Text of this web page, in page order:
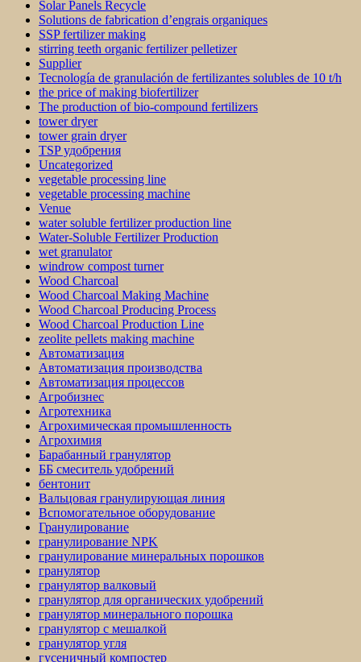
Solar Panels Recycle
Solutions de fabrication d’engrais organiques
SSP fertilizer making
stirring teeth organic fertilizer pelletizer
Supplier
Tecnología de granulación de fertilizantes solubles de 10 t/h
the price of making biofertilizer
The production of bio-compound fertilizers
tower dryer
tower grain dryer
TSP удобрения
Uncategorized
vegetable processing line
vegetable processing machine
Venue
water soluble fertilizer production line
Water-Soluble Fertilizer Production
wet granulator
windrow compost turner
Wood Charcoal
Wood Charcoal Making Machine
Wood Charcoal Producing Process
Wood Charcoal Production Line
zeolite pellets making machine
Автоматизация
Автоматизация производства
Автоматизация процессов
Агробизнес
Агротехника
Агрохимическая промышленность
Агрохимия
Барабанный гранулятор
ББ смеситель удобрений
бентонит
Вальцовая гранулирующая линия
Вспомогательное оборудование
Гранулирование
гранулирование NPK
гранулирование минеральных порошков
гранулятор
гранулятор валковый
гранулятор для органических удобрений
гранулятор минерального порошка
гранулятор с мешалкой
гранулятор угля
гусеничный компостер